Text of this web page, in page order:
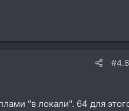
"в локали". 64 для